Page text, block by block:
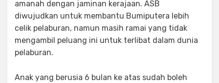
amanah dengan jaminan kerajaan. ASB
diwujudkan untuk membantu Bumiputera lebih
celik pelaburan, namun masih ramai yang tidak
mengambil peluang ini untuk terlibat dalam dunia
pelaburan.
Anak yang berusia 6 bulan ke atas sudah boleh